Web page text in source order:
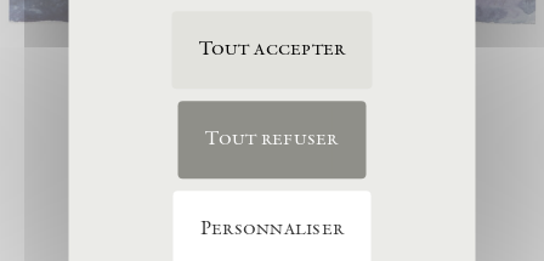
Tout accepter
Tout refuser
Personnaliser